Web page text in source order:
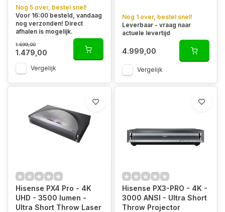
Nog 5 over, bestel snel!
Voor 16:00 besteld, vandaag
nog verzonden! Direct
afhalen is mogelijk.
1.699,00
1.479,00
Vergelijk
Nog 1 over, bestel snel!
Leverbaar - vraag naar
actuele levertijd
4.999,00
Vergelijk
Hisense PX4 Pro - 4K
UHD - 3500 lumen -
Ultra Short Throw Laser
Hisense PX3-PRO - 4K -
3000 ANSI - Ultra Short
Throw Projector